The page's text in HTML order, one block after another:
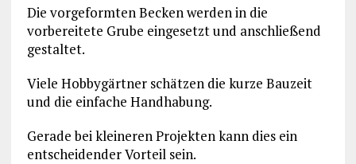
Die vorgeformten Becken werden in die
vorbereitete Grube eingesetzt und anschließend
gestaltet.
Viele Hobbygärtner schätzen die kurze Bauzeit
und die einfache Handhabung.
Gerade bei kleineren Projekten kann dies ein
entscheidender Vorteil sein.